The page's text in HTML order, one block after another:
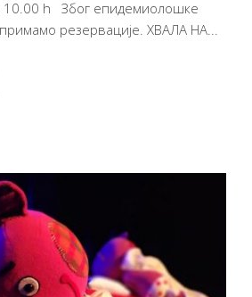
h Због епидемиолошке
резервације. ХВАЛА НА...